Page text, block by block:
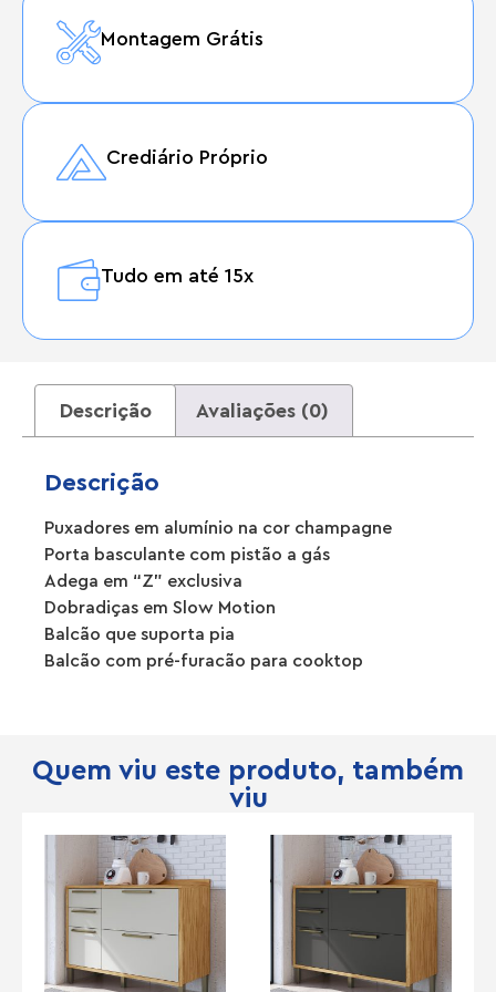
Montagem Grátis
Crediário Próprio
Tudo em até 15x
Descrição Avaliações (0)
Descrição
Puxadores em alumínio na cor champagne
Porta basculante com pistão a gás
Adega em “Z” exclusiva
Dobradiças em Slow Motion
Balcão que suporta pia
Balcão com pré-furacão para cooktop
Quem viu este produto, também
viu